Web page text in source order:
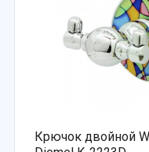
Крючок двойной